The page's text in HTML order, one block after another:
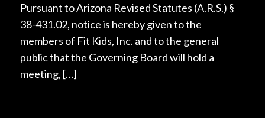
Pursuant to Arizona Revised Statutes (A.R.S.) §
38-431.02, notice is hereby given to the
members of Fit Kids, Inc. and to the general
public that the Governing Board will hold a
meeting, […]